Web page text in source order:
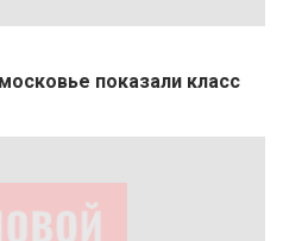
показали класс